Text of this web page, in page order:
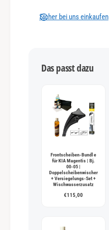
Sicher bei uns einkaufen
Das passt dazu
Frontscheiben-Bundle
für KIA Magentis | Bj.
00-05 |
Doppelscheibenwischer
+ Versiegelungs-Set +
Wischwasserzusatz
€115,00